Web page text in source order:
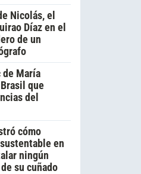
Nicolás, el
Díaz en el
de un
María
que
del
cómo
en
ningún
su cuñado